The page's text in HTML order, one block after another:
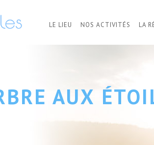
LE LIEU NOS ACTIVITÉS LA
AUX